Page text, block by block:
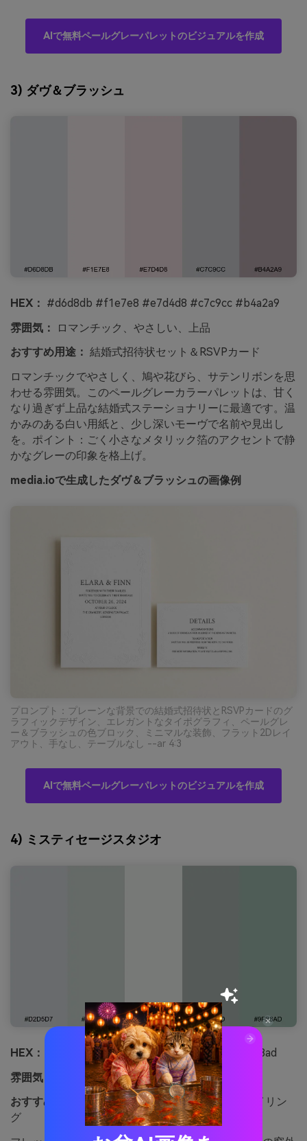
AIで無料ペールグレーパレットのビジュアルを作成
3) ダヴ＆ブラッシュ
HEX： #d6d8db #f1e7e8 #e7d4d8 #c7c9cc #b4a2a9
雰囲気：
ロマンチック、やさしい、上品
おすすめ用途： 結婚式招待状セット＆RSVPカード
ロマンチックでやさしく、鳩や花びら、サテンリボンを思
わせる雰囲気。このペールグレーカラーパレットは、甘く
なり過ぎず上品な結婚式ステーショナリーに最適です。温
かみのある白い用紙と、少し深いモーヴで名前や見出し
を。ポイント：ごく小さなメタリック箔のアクセントで静
かなグレーの印象を格上げ。
media.ioで生成したダヴ＆ブラッシュの画像例
プロンプト：プレーンな背景での結婚式招待状とRSVPカードのグ
ラフィックデザイン、エレガントなタイポグラフィ、ペールグレ
ー＆ブラッシュの色ブロック、ミニマルな装飾、フラット2Dレイ
アウト、手なし、テーブルなし --ar 4:3
AIで無料ペールグレーパレットのビジュアルを作成
4) ミスティセージスタジオ
HEX：
#d2d5d7 #c7d2cc #eef0ed #aab3ad #9fb8ad
雰囲気：
フレッシュ、落ち着き、スパのよう
おすすめ用途：リビングルームのインテリアスタイリン
グ